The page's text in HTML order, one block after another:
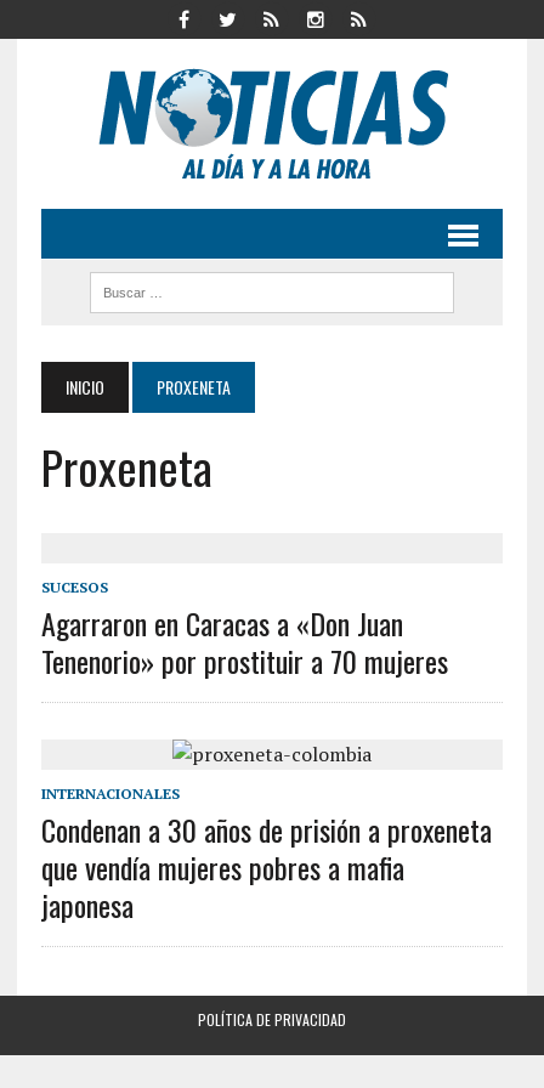
INICIO PROXENETA
Proxeneta
SUCESOS
Agarraron en Caracas a «Don Juan
Tenenorio» por prostituir a 70 mujeres
INTERNACIONALES
Condenan a 30 años de prisión a proxeneta
que vendía mujeres pobres a mafia
japonesa
POLÍTICA DE PRIVACIDAD